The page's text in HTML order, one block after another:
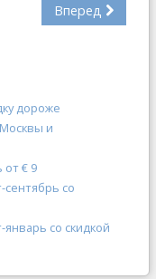
Вперед
дороже
и
от € 9
сентябрь со
январь со скидкой